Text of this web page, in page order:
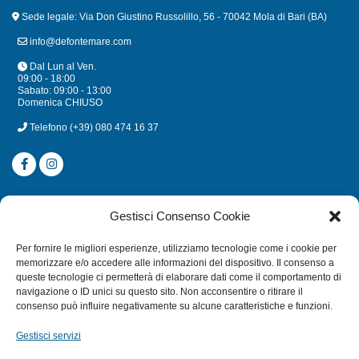
Gestisci Consenso Cookie
Per fornire le migliori esperienze, utilizziamo tecnologie come i cookie per
memorizzare e/o accedere alle informazioni del dispositivo. Il consenso a
queste tecnologie ci permetterà di elaborare dati come il comportamento di
navigazione o ID unici su questo sito. Non acconsentire o ritirare il
consenso può influire negativamente su alcune caratteristiche e funzioni.
Gestisci servizi
Sede legale: Via Don Giustino Russolillo, 56 - 70042 Mola di Bari (BA)
info@defontemare.com
Dal Lun al Ven.
09:00 - 18:00
Sabato: 09:00 - 13:00
Domenica CHIUSO
Telefono (+39) 080 474 16 37
CATEGORIE
MULINELLI
CANNE
ACCESSORI NAUTICI
ACCESSORI PESCA